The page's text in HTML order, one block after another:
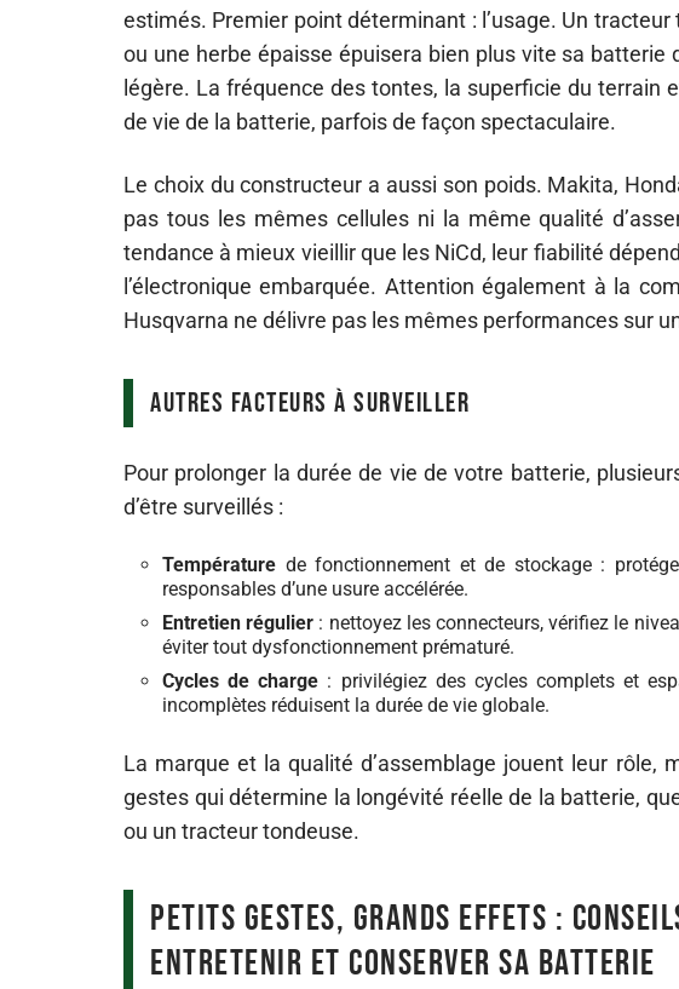
estimés. Premier point déterminant : l’usage. Un
ou une herbe épaisse épuisera bien plus vite sa batterie
légère. La fréquence des tontes, la superficie du terrain
de vie de la batterie, parfois de façon spectaculaire.
Le choix du constructeur a aussi son poids. Makita,
pas tous les mêmes cellules ni la même qualité
tendance à mieux vieillir que les NiCd, leur fiabilité
l’électronique embarquée. Attention également à la
Husqvarna ne délivre pas les mêmes performances sur
Autres facteurs à surveiller
Pour prolonger la durée de vie de votre batterie,
d’être surveillés :
Température de fonctionnement et de stockage :
responsables d’une usure accélérée.
Entretien régulier : nettoyez les connecteurs, vérifiez le
éviter tout dysfonctionnement prématuré.
Cycles de charge : privilégiez des cycles complets et
incomplètes réduisent la durée de vie globale.
La marque et la qualité d’assemblage jouent leur rôle,
gestes qui détermine la longévité réelle de la batterie,
ou un tracteur tondeuse.
Petits gestes, grands effets :
entretenir et conserver sa batterie